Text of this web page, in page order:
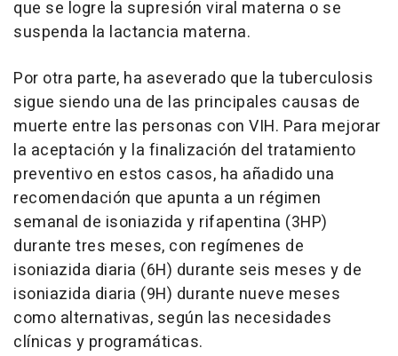
que se logre la supresión viral materna o se
suspenda la lactancia materna.
Por otra parte, ha aseverado que la tuberculosis
sigue siendo una de las principales causas de
muerte entre las personas con VIH. Para mejorar
la aceptación y la finalización del tratamiento
preventivo en estos casos, ha añadido una
recomendación que apunta a un régimen
semanal de isoniazida y rifapentina (3HP)
durante tres meses, con regímenes de
isoniazida diaria (6H) durante seis meses y de
isoniazida diaria (9H) durante nueve meses
como alternativas, según las necesidades
clínicas y programáticas.